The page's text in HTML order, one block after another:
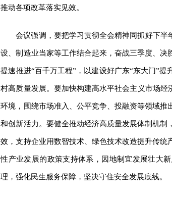
推动各项改革落实见效。
会议强调，要把学习贯彻全会精神同抓好下
设、制造业当家等工作结合起来，奋战三季度、
提速推进“百千万工程”，以建设好广东“东大门”
村高质量发展。要加快构建高水平社会主义市场
环境，围绕市场准入、公平竞争、投融资等领域
和创新活力。要健全推动经济高质量发展体制机
效，支持企业用数智技术、绿色技术改造提升传
性产业发展的政策支持体系，因地制宜发展壮大
理，强化民生服务保障，坚决守住安全发展底线。